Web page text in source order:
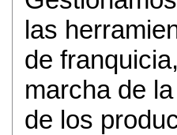
las
de
marcha de
de los